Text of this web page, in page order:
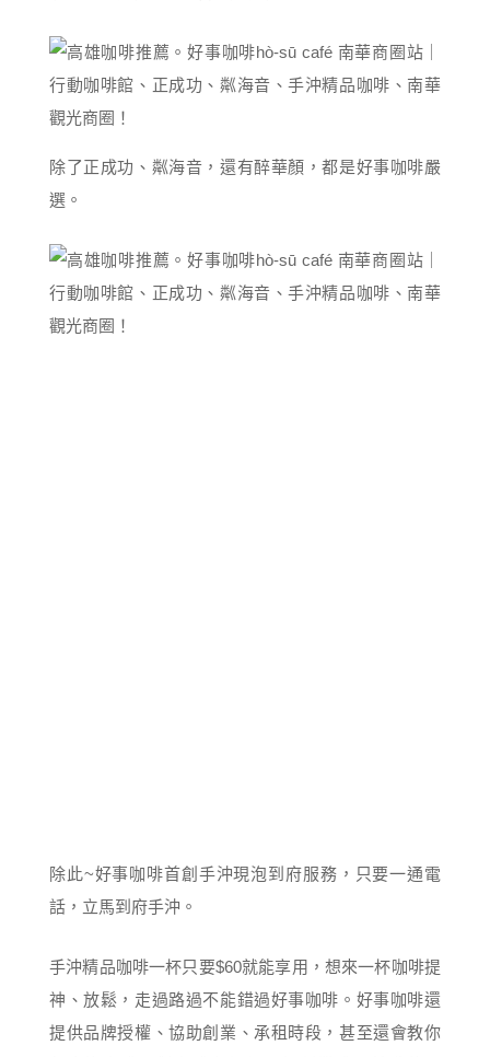
除了正成功、粼海音，還有醉華顏，都是好事咖啡嚴
選。
除此~好事咖啡首創手沖現泡到府服務，只要一通電
話，立馬到府手沖。
手沖精品咖啡一杯只要$60就能享用，想來一杯咖啡提
神、放鬆，走過路過不能錯過好事咖啡。好事咖啡還
提供品牌授權、協助創業、承租時段，甚至還會教你